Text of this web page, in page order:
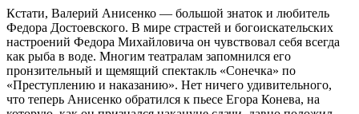
Кстати, Валерий Анисенко — большой знаток и любитель
Федора Достоевского. В мире страстей и богоискательских
настроений Федора Михайловича он чувствовал себя всегда
как рыба в воде. Многим театралам запомнился его
пронзительный и щемящий спектакль «Сонечка» по
«Преступлению и наказанию». Нет ничего удивительного,
что теперь Анисенко обратился к пьесе Егора Конева, на